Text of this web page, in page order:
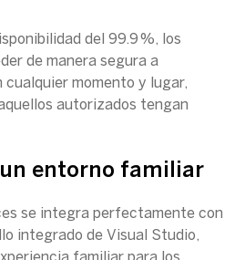
del 99.9 %, los
de manera segura a
momento y lugar,
autorizados tengan
un entorno familiar
se integra perfectamente con
integrado de Visual Studio,